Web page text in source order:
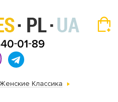
Классика